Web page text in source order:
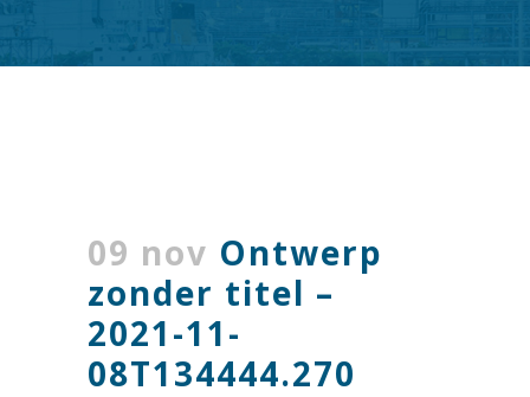
09 nov Ontwerp
zonder titel –
2021-11-
08T134444.270